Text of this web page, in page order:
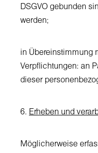
DSGVO gebunden
werden;
in Übereinstimmung
Verpflichtungen: an
dieser
6. Erheben und
Möglicherweise